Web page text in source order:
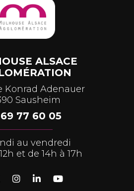
ALSACE
Konrad Adenauer
Sausheim
77 60 05
au vendredi
et de 14h à 17h